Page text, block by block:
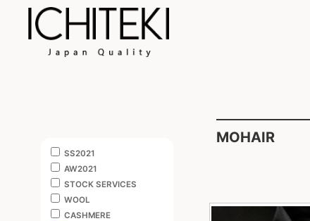
MOHAIR
SS2021
AW2021
STOCK SERVICES
WOOL
CASHMERE